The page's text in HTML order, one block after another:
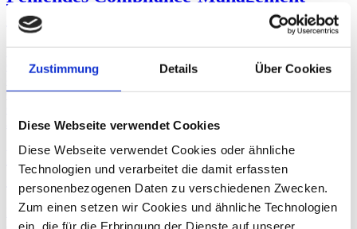
Zustimmung Details Über Cookies
Diese Webseite verwendet Cookies
Diese Webseite verwendet Cookies oder ähnliche
Technologien und verarbeitet die damit erfassten
personenbezogenen Daten zu verschiedenen Zwecken.
Zum einen setzen wir Cookies und ähnliche Technologien
ein, die für die Erbringung der Dienste auf unserer
System? Der Geschäftsführer haftet!
Richtet ein GmbH-Geschäftsführer kein ordnungsgemäßes
Compliance-Management-System ein und entsteht der GmbH
dadurch ein Schaden, muss der Geschäftsführer diesen ersetzen.
Compliance
30. September2022
Wer stellt die Beschlussfassung in der
GmbH-Gesellschafterversammlung fest?
Die Befugnis zur Feststellung eines Gesellschafterbeschlusses kann
durch einfachen Mehrheitsbeschluss dem Leiter der GmbH-